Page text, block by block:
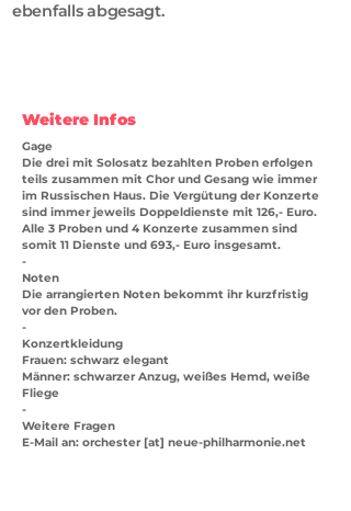
ebenfalls abgesagt.
Weitere Infos
Gage
Die drei mit Solosatz bezahlten Proben erfolgen
teils zusammen mit Chor und Gesang wie immer
im Russischen Haus. Die Vergütung der Konzerte
sind immer jeweils Doppeldienste mit 126,- Euro.
Alle 3 Proben und 4 Konzerte zusammen sind
somit 11 Dienste und 693,- Euro insgesamt.
-
Noten
Die arrangierten Noten bekommt ihr kurzfristig
vor den Proben.
-
Konzertkleidung
Frauen: schwarz elegant
Männer: schwarzer Anzug, weißes Hemd, weiße
Fliege
-
Weitere Fragen
E-Mail an: orchester [at] neue-philharmonie.net